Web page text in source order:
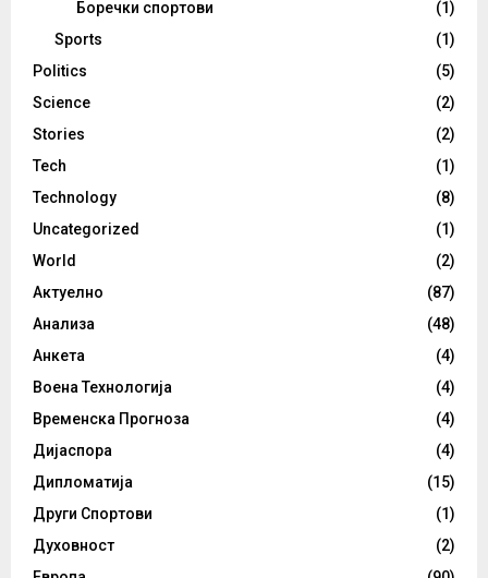
Боречки спортови
(1)
Sports
(1)
Politics
(5)
Science
(2)
Stories
(2)
Tech
(1)
Technology
(8)
Uncategorized
(1)
World
(2)
Актуелно
(87)
Анализа
(48)
Анкета
(4)
Воена Технологија
(4)
Временска Прогноза
(4)
Дијаспора
(4)
Дипломатија
(15)
Други Спортови
(1)
Духовност
(2)